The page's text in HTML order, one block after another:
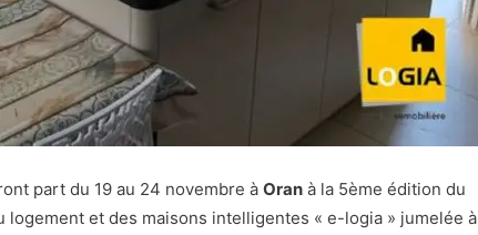
part du 19 au 24 novembre à Oran à la 5ème édition du
logement et des maisons intelligentes « e-logia » jumelée à